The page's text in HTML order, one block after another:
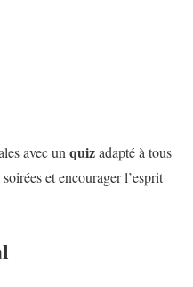
avec un quizadapté à tous
et encourager l’esprit